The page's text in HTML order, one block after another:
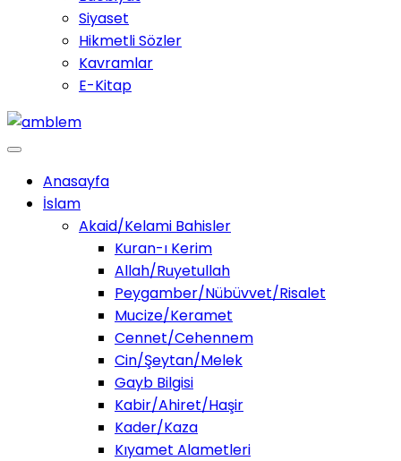
Siyaset
Hikmetli Sözler
Kavramlar
E-Kitap
Anasayfa
İslam
Akaid/Kelami Bahisler
Kuran-ı Kerim
Allah/Ruyetullah
Peygamber/Nübüvvet/Risalet
Mucize/Keramet
Cennet/Cehennem
Cin/Şeytan/Melek
Gayb Bilgisi
Kabir/Ahiret/Haşir
Kader/Kaza
Kıyamet Alametleri